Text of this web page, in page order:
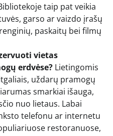
taip pat veikia
garso ar vaizdo įrašų
paskaitų bei filmų
vietas
erdvėse? Lietingomis
uždarų pramogų
smarkiai išauga,
nuo lietaus. Labai
telefonu ar internetu
restoranuose,